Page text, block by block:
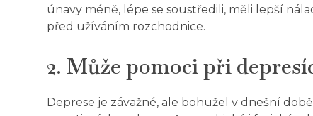
únavy méně, lépe se soustředili, měli lepší
před užíváním rozchodnice.
2. Může pomoci při
Deprese je závažné, ale bohužel v dnešní